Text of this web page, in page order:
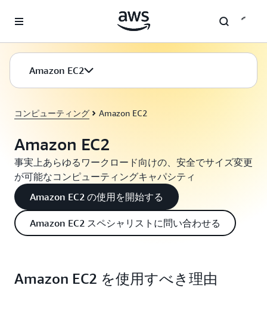
Amazon EC2
コンピューティング Amazon EC2
Amazon EC2
事実上あらゆるワークロード向けの、安全でサイズ変更
が可能なコンピューティングキャパシティ
Amazon EC2 の使用を開始する
Amazon EC2 スペシャリストに問い合わせる
Amazon EC2 を使用すべき理由